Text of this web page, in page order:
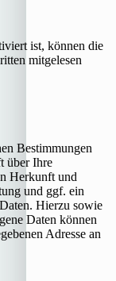
ist, können die
mitgelesen
Bestimmungen
über Ihre
Herkunft und
und ggf. ein
Hierzu sowie
Daten können
Adresse an